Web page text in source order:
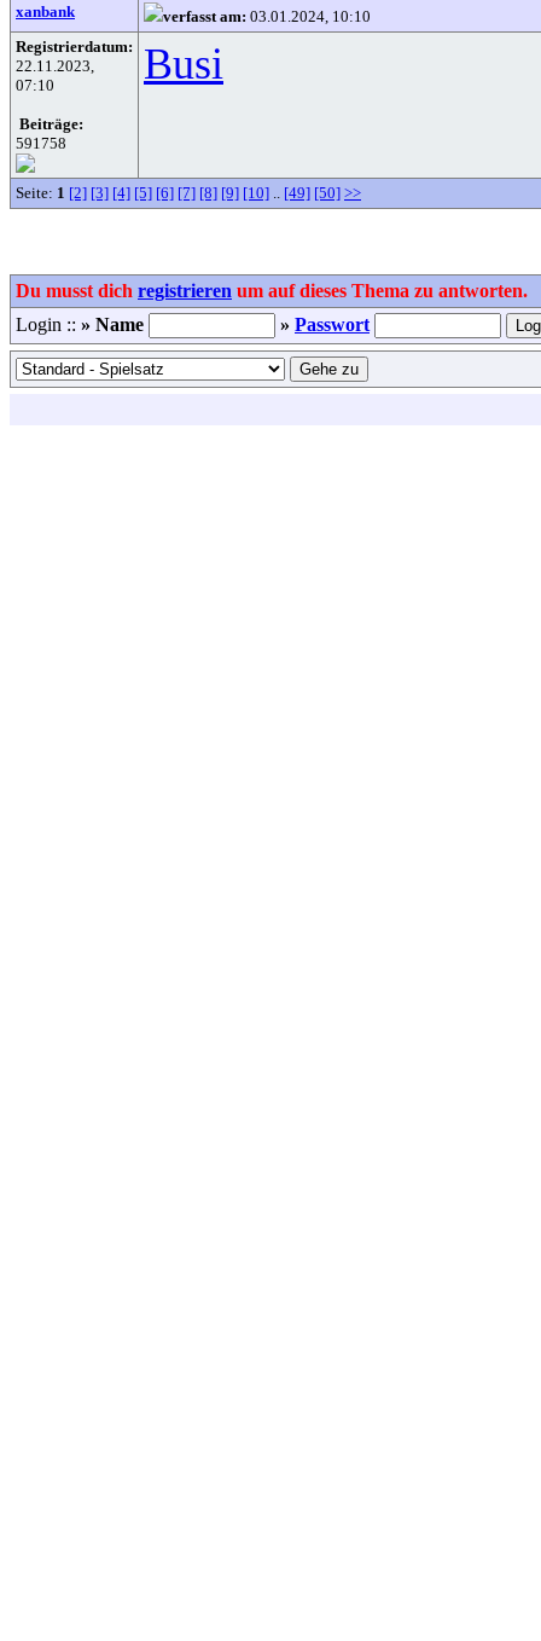
xanbank verfasst am: 03.01.2024, 10:10
Registrierdatum:
22.11.2023,
07:10
Beiträge:
591758
Busi
Seite: 1 [2] [3] [4] [5] [6] [7] [8] [9] [10] .. [49] [50] >>
Du musst dich registrieren um auf dieses Thema zu antworten.
Login :: » Name » Passwort